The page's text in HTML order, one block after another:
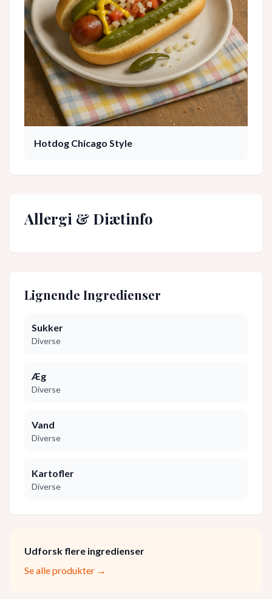
Hotdog Chicago Style
Allergi & Diætinfo
Lignende Ingredienser
Sukker
Diverse
Æg
Diverse
Vand
Diverse
Kartofler
Diverse
Udforsk flere ingredienser
Se alle produkter →